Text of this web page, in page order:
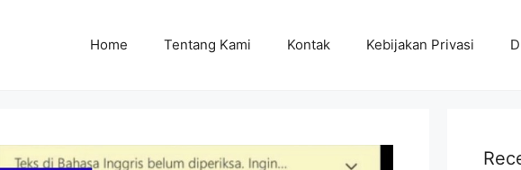
Home Tentang Kami Kontak Kebijakan Privasi